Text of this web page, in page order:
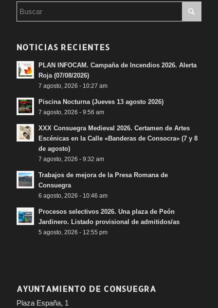
NOTICIAS RECIENTES
PLAN INFOCAM. Campaña de Incendios 2026. Alerta
Roja (07/08/2026)
7 agosto, 2026 - 10:27 am
Piscina Nocturna (Jueves 13 agosto 2026)
7 agosto, 2026 - 9:56 am
XXX Consuegra Medieval 2026. Certamen de Artes
Escénicas en la Calle «Banderas de Consocra» (7 y 8
de agosto)
7 agosto, 2026 - 9:32 am
Trabajos de mejora de la Presa Romana de
Consuegra
6 agosto, 2026 - 10:46 am
Procesos selectivos 2026. Una plaza de Peón
Jardinero. Listado provisional de admitidos/as
5 agosto, 2026 - 12:55 pm
AYUNTAMIENTO DE CONSUEGRA
Plaza España, 1